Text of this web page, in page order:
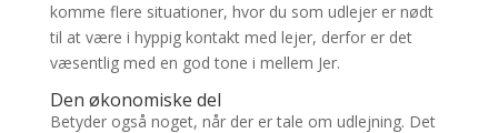
komme flere situationer, hvor du som udlejer er nødt
til at være i hyppig kontakt med lejer, derfor er det
væsentlig med en god tone i mellem Jer.
Den økonomiske del
Betyder også noget, når der er tale om udlejning. Det